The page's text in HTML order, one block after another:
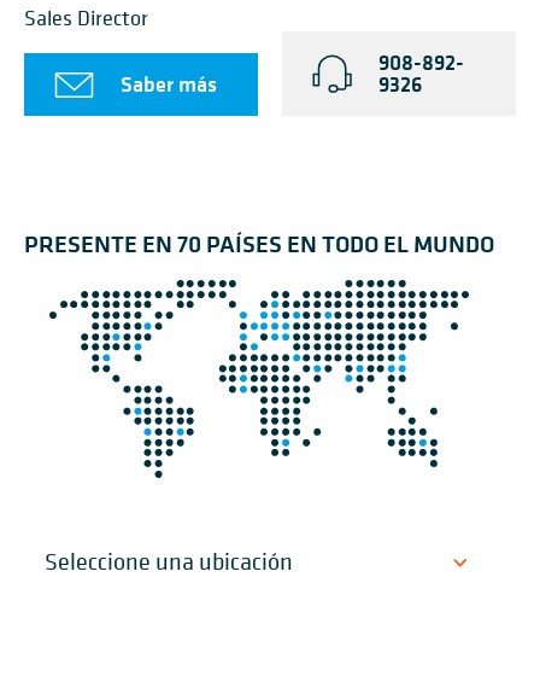
Sales Director
Saber más
908-892-
9326
PRESENTE EN 70 PAÍSES EN TODO EL MUNDO